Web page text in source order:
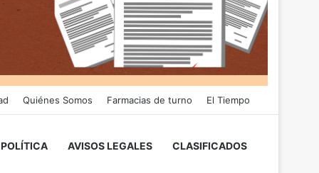
Quiénes Somos Farmacias de turno El Tiempo
POLÍTICA AVISOS LEGALES CLASIFICADOS